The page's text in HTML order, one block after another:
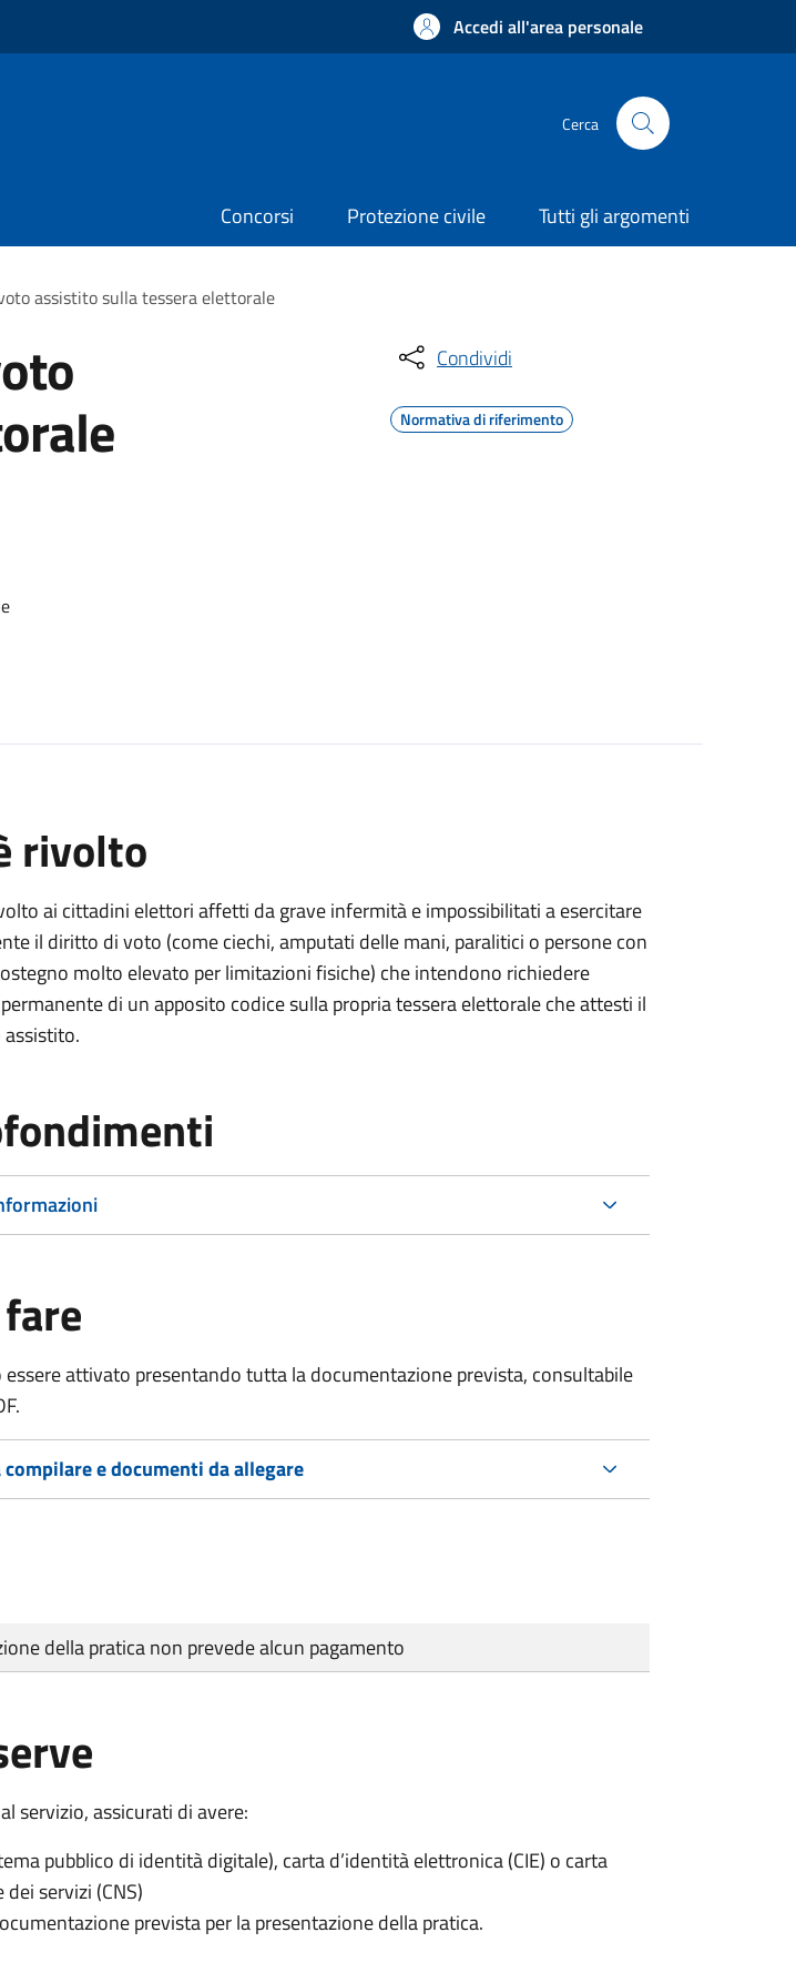
Accedi all'area personale
Cerca
Concorsi Protezione civile Tutti gli argomenti
assistito sulla tessera elettorale
Condividi
Normativa di riferimento
rivolto
ai cittadini elettori affetti da grave infermità e impossibilitati a esercitare
il diritto di voto (come ciechi, amputati delle mani, paralitici o persone con
molto elevato per limitazioni fisiche) che intendono richiedere
di un apposito codice sulla propria tessera elettorale che attesti il
essere attivato presentando tutta la documentazione prevista, consultabile
e documenti da allegare
della pratica non prevede alcun pagamento
servizio, assicurati di avere:
pubblico di identità digitale), carta d’identità elettronica (CIE) o carta
servizi (CNS)
prevista per la presentazione della pratica.